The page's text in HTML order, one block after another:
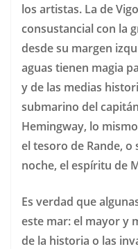
los artistas. La de
consustancial con la
desde su margen
aguas tienen magia
y de las medias
submarino del
Hemingway, lo
el tesoro de Rande, o
noche, el espíritu de
Es verdad que
este mar: el mayor y
de la historia o las